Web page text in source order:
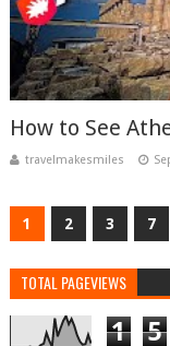
How to See
travelmakesmiles
1 2 3 7
TOTAL PAGEVIEWS
1 5